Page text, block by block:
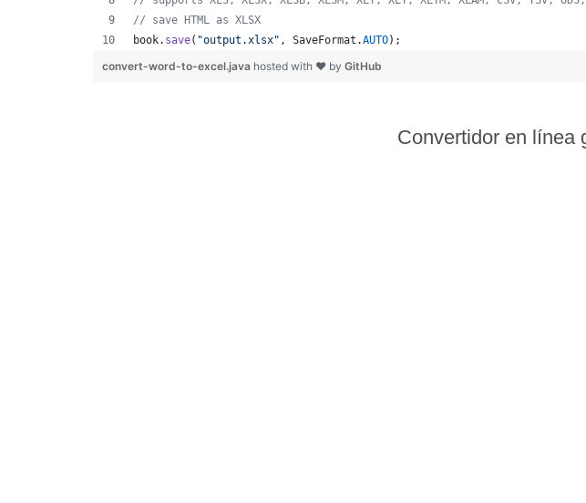
// save HTML as XLSX
book. save( "output.xlsx" , SaveFormat .AUTO);
convert-word-to-excel.java hosted with ❤ by GitHub
Convertidor en línea